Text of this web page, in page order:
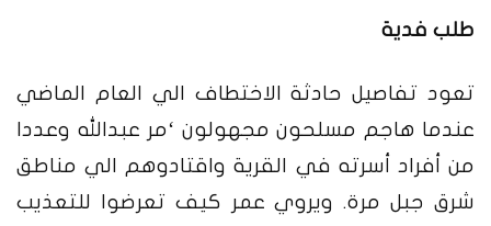
طلب فدية
تعود تفاصيل حادثة الاختطاف الي العام الماضي
عندما هاجم مسلحون مجهولون ‘مر عبدالله وعددا
من أفراد أسرته في القرية واقتادوهم الي مناطق
شرق جبل مرة. ويروي عمر كيف تعرضوا للتعذيب